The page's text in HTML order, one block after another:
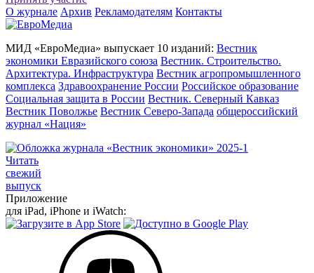
О журнале Архив Рекламодателям Контакты
МИД «ЕвроМедиа» выпускает 10 изданий: Вестник
экономики Евразийского союза Вестник. Строительство.
Архитектура. Инфраструктура Вестник агропромышленного
комплекса Здравоохранение России Российское образование
Социальная защита в России Вестник. Северный Кавказ
Вестник Поволжье Вестник Северо-Запада общероссийский
журнал «Нация»
Читать
свежий
выпуск
Приложение
для iPad, iPhone и iWatch: